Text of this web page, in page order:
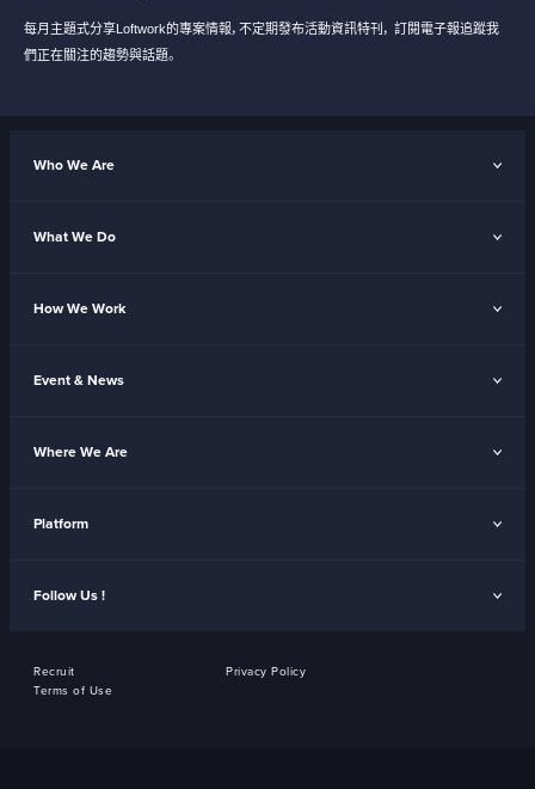
每月主題式分享Loftwork的專案情報，不定期發布活動資訊特刊， 訂閱電子報追蹤我
們正在關注的趨勢與話題。
Who We Are
What We Do
How We Work
Event & News
Where We Are
Platform
Follow Us !
Recruit
Privacy Policy
Terms of Use